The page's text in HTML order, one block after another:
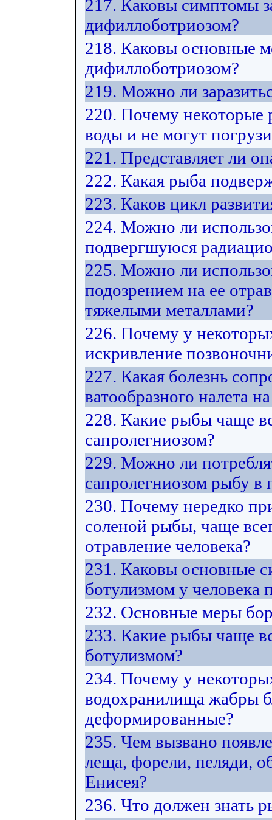
217. Каковы симптомы
дифиллоботриозом?
218. Каковы основные
дифиллоботриозом?
219. Можно ли
220. Почему некоторые
воды и не могут
221. Представляет ли
222. Какая рыба
223. Каков цикл
224. Можно ли
подвергшуюся
225. Можно ли
подозрением на ее
тяжелыми металлами?
226. Почему у
искривление
227. Какая болезнь
ватообразного налета
228. Какие рыбы чаще
сапролегниозом?
229. Можно ли
сапролегниозом рыбу в
230. Почему нередко
соленой рыбы, чаще
отравление человека?
231. Каковы основные
ботулизмом у
232. Основные меры
233. Какие рыбы чаще
ботулизмом?
234. Почему у
водохранилища жабры
деформированные?
235. Чем вызвано
леща, форели, пеляди,
Енисея?
236. Что должен знать